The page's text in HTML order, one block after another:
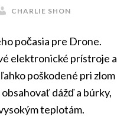
CHARLIE SHON
počasia pre Drone.
elektronické prístroje a
poškodené pri zlom
dážď a búrky,
teplotám.